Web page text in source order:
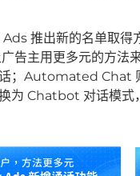
推出新的名单取
广告主用更多元的方法
；Automated Chat
为 Chatbot 对话模式